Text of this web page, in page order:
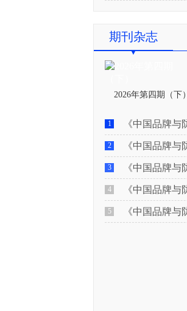
期刊杂志
2026年第四期（下）
1 《中国品牌与
2 《中国品牌与
3 《中国品牌与
4 《中国品牌与
5 《中国品牌与